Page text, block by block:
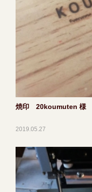
焼印 20koumuten 様
2019.05.27